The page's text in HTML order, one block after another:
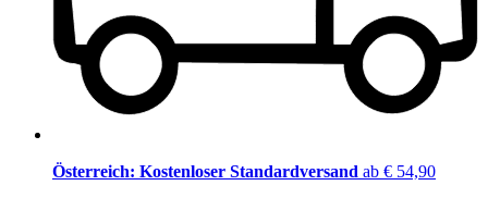
Österreich: Kostenloser Standardversand ab € 54,90